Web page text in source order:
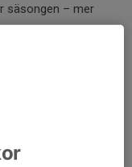
säsongen – mer
mot Kungsladugård,
att komma ut till